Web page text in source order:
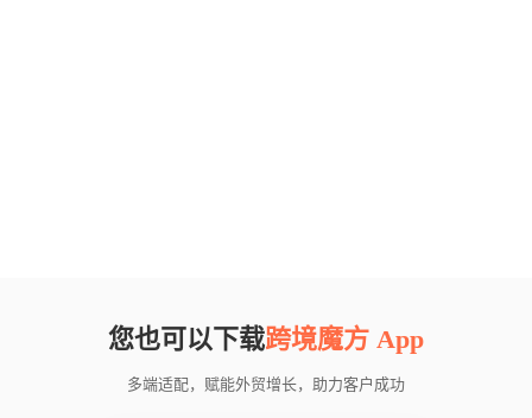
您也可以下载跨境魔方 App
多端适配，赋能外贸增长，助力客户成功